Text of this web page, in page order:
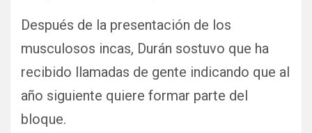
Después de la presentación de los
musculosos incas, Durán sostuvo que ha
recibido llamadas de gente indicando que al
año siguiente quiere formar parte del
bloque.